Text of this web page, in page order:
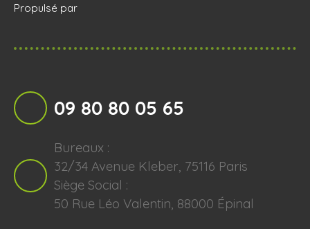
Propulsé par
09 80 80 05 65
Bureaux :
32/34 Avenue Kleber, 75116 Paris
Siège Social :
50 Rue Léo Valentin, 88000 Épinal